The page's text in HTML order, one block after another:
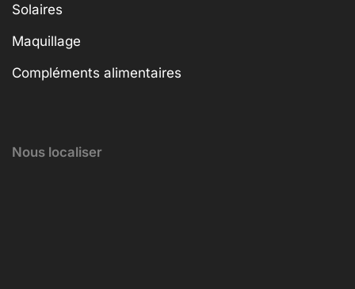
Solaires
Maquillage
Compléments alimentaires
Nous localiser